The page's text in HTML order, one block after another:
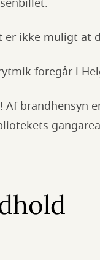
er ikke muligt at
foregår i
Af brandhensyn